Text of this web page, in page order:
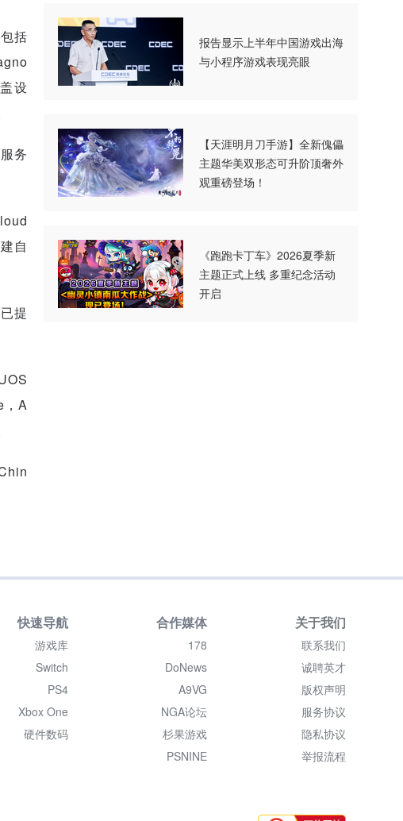
括
设
务
自
提
A
报告显示上半年中国游戏出海
与小程序游戏表现亮眼
【天涯明月刀手游】全新傀儡
主题华美双形态可升阶顶奢外
观重磅登场！
《跑跑卡丁车》2026夏季新
主题正式上线 多重纪念活动
开启
快速导航
游戏库
Switch
PS4
Xbox One
硬件数码
合作媒体
178
DoNews
A9VG
NGA论坛
杉果游戏
PSNINE
关于我们
联系我们
诚聘英才
版权声明
服务协议
隐私协议
举报流程